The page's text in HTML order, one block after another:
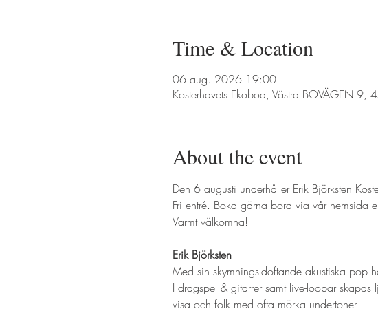
Time & Location
06 aug. 2026 19:00
Kosterhavets Ekobod, Västra BOVÄGEN 9,
About the event
Den 6 augusti underhåller Erik Björksten
Fri entré. Boka gärna bord via vår hemsida
Varmt välkomna!
Erik Björksten
Med sin skymnings-doftande akustiska pop
I dragspel & gitarrer samt live-loopar
visa och folk med ofta mörka undertoner.